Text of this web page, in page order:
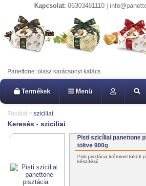
Kapcsolat: 06303481110 |
Panettone: olasz karácsonyi kalács
Termékek Menü
Főoldal > sziciliai
Keresés - sziciliai
Pisti szicíliai panettone
töltve 900g
Pisti pisztácia krémmel
készítésű